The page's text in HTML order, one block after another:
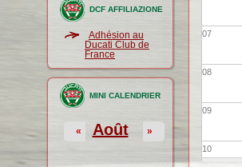
DCF AFFILIAZIONE
Adhésion au
Ducati Club de
France
MINI CALENDRIER
Août
« »
07
08
09
10